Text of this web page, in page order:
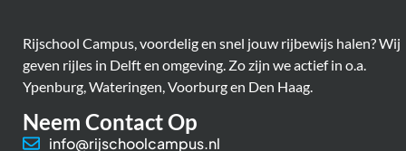
Rijschool Campus, voordelig en snel jouw rijbewijs halen? Wij
geven rijles in Delft en omgeving. Zo zijn we actief in o.a.
Ypenburg, Wateringen, Voorburg en Den Haag.
Neem Contact Op
info@rijschoolcampus.nl